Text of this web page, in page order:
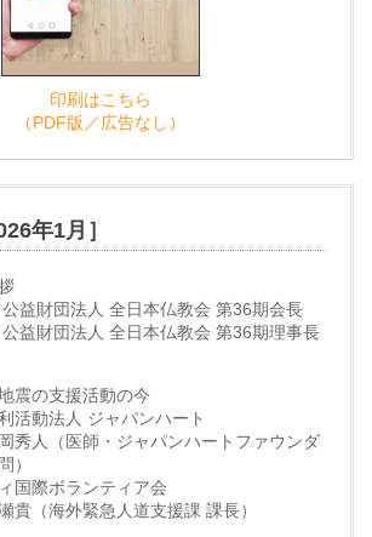
印刷はこちら
（PDF版／広告なし）
年1月］
益財団法人 全日本仏教会 第36期会長
益財団法人 全日本仏教会 第36期理事長
震の支援活動の今
活動法人 ジャパンハート
医師・ジャパンハートファウンダ
）
国際ボランティア会
外緊急人道支援課 課長）